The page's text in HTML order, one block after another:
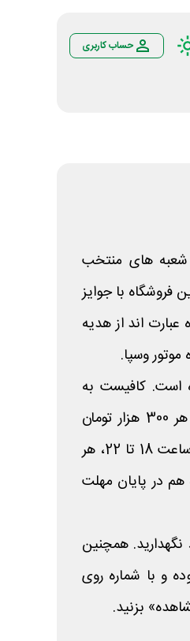
حساب کاربری
شعبه های منتخب
فروشگاه با جوایز
اند از هدیه
وسپا.
است. کافیست به
فروشگاه های منتخب رفته و از آن ها خرید کنید. به ازای هر 300 هزار تومان
خرید، یک شانس قرعه کشی دریافت می کنید. هر شب از ساعت 18 تا 22، هر
در پایان مهلت
نگهدارید. همچنین
و با شماره روی
بزنید.